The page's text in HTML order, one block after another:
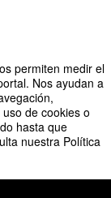
permiten medir el
Nos ayudan a
de cookies o
hasta que
nuestra Política